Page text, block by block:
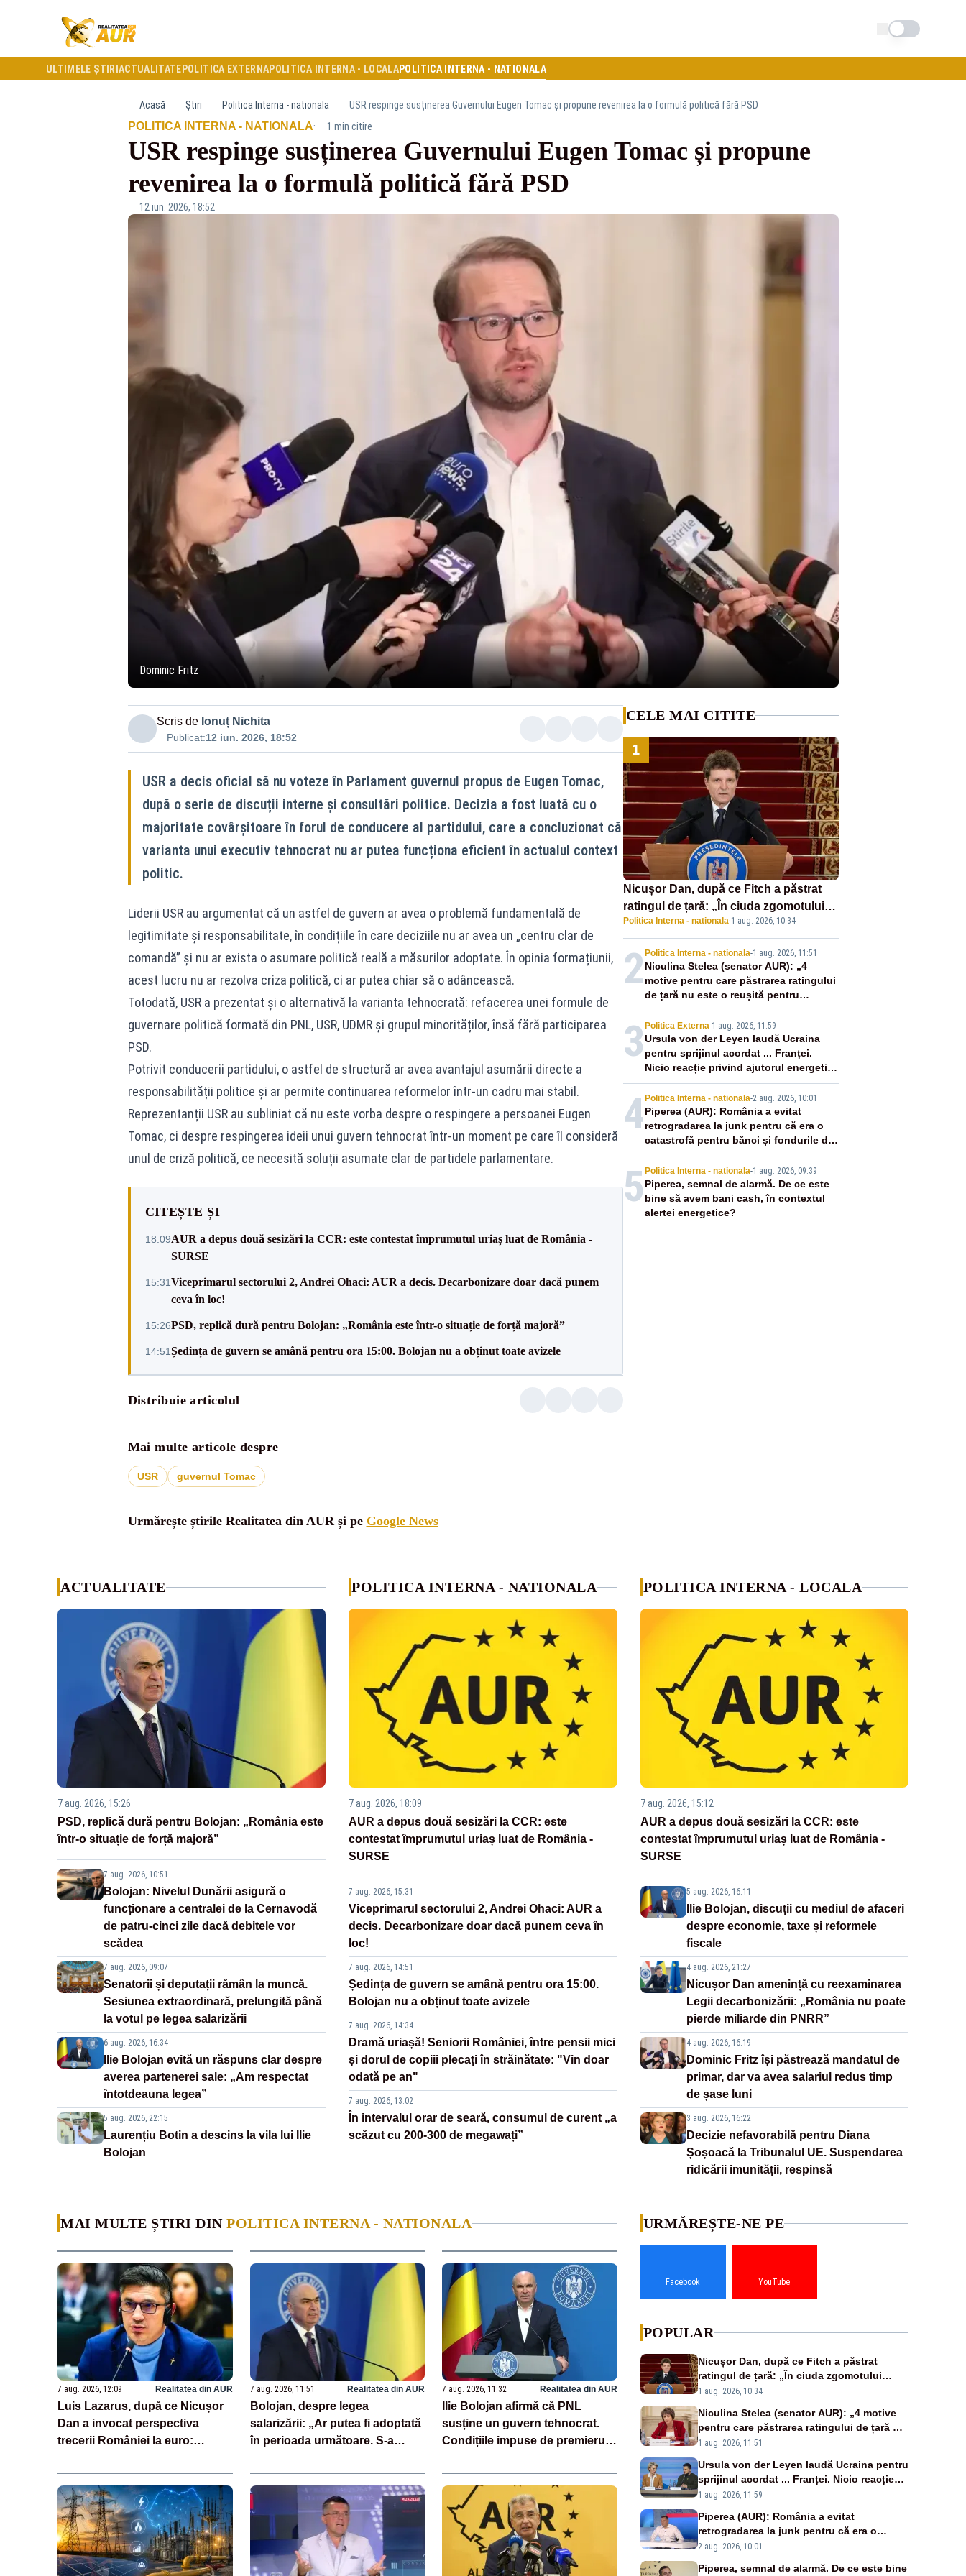
Schimba tema
ULTIMELE ȘTIRI ACTUALITATE POLITICA EXTERNAPOLITICA INTERNA - LOCALAPOLITICA INTERNA - NATIONALA
Acasă Știri Politica Interna - nationala USR respinge susținerea Guvernului Eugen Tomac și propune revenirea la o formulă politică fără PSD
POLITICA INTERNA - NATIONALA· 1 min citire
USR respinge susținerea Guvernului Eugen Tomac și propune
revenirea la o formulă politică fără PSD
12 iun. 2026, 18:52
Dominic Fritz
Scris de Ionuț Nichita
Publicat:12 iun. 2026, 18:52
USR a decis oficial să nu voteze în Parlament guvernul propus de Eugen Tomac,
după o serie de discuții interne și consultări politice. Decizia a fost luată cu o
majoritate covârșitoare în forul de conducere al partidului, care a concluzionat că
varianta unui executiv tehnocrat nu ar putea funcționa eficient în actualul context
politic.
Liderii USR au argumentat că un astfel de guvern ar avea o problemă fundamentală de
legitimitate și responsabilitate, în condițiile în care deciziile nu ar avea un „centru clar de
comandă” și nu ar exista o asumare politică reală a măsurilor adoptate. În opinia formațiunii,
acest lucru nu ar rezolva criza politică, ci ar putea chiar să o adâncească.
Totodată, USR a prezentat și o alternativă la varianta tehnocrată: refacerea unei formule de
guvernare politică formată din PNL, USR, UDMR și grupul minorităților, însă fără participarea
PSD.
Potrivit conducerii partidului, o astfel de structură ar avea avantajul asumării directe a
responsabilității politice și ar permite continuarea reformelor într-un cadru mai stabil.
Reprezentanții USR au subliniat că nu este vorba despre o respingere a persoanei Eugen
Tomac, ci despre respingerea ideii unui guvern tehnocrat într-un moment pe care îl consideră
unul de criză politică, ce necesită soluții asumate clar de partidele parlamentare.
CITEȘTE ȘI
18:09AUR a depus două sesizări la CCR: este contestat împrumutul uriaș luat de România -
SURSE
15:31Viceprimarul sectorului 2, Andrei Ohaci: AUR a decis. Decarbonizare doar dacă punem
ceva în loc!
15:26PSD, replică dură pentru Bolojan: „România este într-o situație de forță majoră”
14:51Ședința de guvern se amână pentru ora 15:00. Bolojan nu a obținut toate avizele
Distribuie articolul
Mai multe articole despre
USR guvernul Tomac
Urmărește știrile Realitatea din AUR și pe Google News
CELE MAI CITITE
1
Nicușor Dan, după ce Fitch a păstrat
ratingul de țară: „În ciuda zgomotului
politic, România funcționează”
Politica Interna - nationala·1 aug. 2026, 10:34
2 Politica Interna - nationala-1 aug. 2026, 11:51
Niculina Stelea (senator AUR): „4
motive pentru care păstrarea ratingului
de țară nu este o reușită pentru
Guvernul Bolojan”
3 Politica Externa-1 aug. 2026, 11:59
Ursula von der Leyen laudă Ucraina
pentru sprijinul acordat ... Franței.
Nicio reacție privind ajutorul energetic
promis României
4 Politica Interna - nationala-2 aug. 2026, 10:01
Piperea (AUR): România a evitat
retrogradarea la junk pentru că era o
catastrofă pentru bănci și fondurile de
pensii
5 Politica Interna - nationala-1 aug. 2026, 09:39
Piperea, semnal de alarmă. De ce este
bine să avem bani cash, în contextul
alertei energetice?
ACTUALITATE
7 aug. 2026, 15:26
PSD, replică dură pentru Bolojan: „România este
într-o situație de forță majoră”
7 aug. 2026, 10:51
Bolojan: Nivelul Dunării asigură o
funcționare a centralei de la Cernavodă
de patru-cinci zile dacă debitele vor
scădea
7 aug. 2026, 09:07
Senatorii și deputații rămân la muncă.
Sesiunea extraordinară, prelungită până
la votul pe legea salarizării
6 aug. 2026, 16:34
Ilie Bolojan evită un răspuns clar despre
averea partenerei sale: „Am respectat
întotdeauna legea”
5 aug. 2026, 22:15
Laurențiu Botin a descins la vila lui Ilie
Bolojan
POLITICA INTERNA - NATIONALA
7 aug. 2026, 18:09
AUR a depus două sesizări la CCR: este
contestat împrumutul uriaș luat de România -
SURSE
7 aug. 2026, 15:31
Viceprimarul sectorului 2, Andrei Ohaci: AUR a
decis. Decarbonizare doar dacă punem ceva în
loc!
7 aug. 2026, 14:51
Ședința de guvern se amână pentru ora 15:00.
Bolojan nu a obținut toate avizele
7 aug. 2026, 14:34
Dramă uriașă! Seniorii României, între pensii mici
și dorul de copiii plecați în străinătate: "Vin doar
odată pe an"
7 aug. 2026, 13:02
În intervalul orar de seară, consumul de curent „a
scăzut cu 200-300 de megawați”
POLITICA INTERNA - LOCALA
7 aug. 2026, 15:12
AUR a depus două sesizări la CCR: este
contestat împrumutul uriaș luat de România -
SURSE
5 aug. 2026, 16:11
Ilie Bolojan, discuții cu mediul de afaceri
despre economie, taxe și reformele
fiscale
4 aug. 2026, 21:27
Nicușor Dan amenință cu reexaminarea
Legii decarbonizării: „România nu poate
pierde miliarde din PNRR”
4 aug. 2026, 16:19
Dominic Fritz își păstrează mandatul de
primar, dar va avea salariul redus timp
de șase luni
3 aug. 2026, 16:22
Decizie nefavorabilă pentru Diana
Șoșoacă la Tribunalul UE. Suspendarea
ridicării imunității, respinsă
MAI MULTE ȘTIRI DIN POLITICA INTERNA - NATIONALA
7 aug. 2026, 12:09 Realitatea din AUR
Luis Lazarus, după ce Nicușor
Dan a invocat perspectiva
trecerii României la euro:
suveranitate”
7 aug. 2026, 11:51 Realitatea din AUR
Bolojan, despre legea
salarizării: „Ar putea fi adoptată
în perioada următoare. S-a
unor discursuri iresponsabile în
spaţiul public”
7 aug. 2026, 11:32 Realitatea din AUR
Ilie Bolojan afirmă că PNL
susține un guvern tehnocrat.
Condițiile impuse de premierul
URMĂREȘTE-NE PE
Facebook YouTube
POPULAR
Nicușor Dan, după ce Fitch a păstrat
ratingul de țară: „În ciuda zgomotului
politic, România funcționează”
1 aug. 2026, 10:34
Niculina Stelea (senator AUR): „4 motive
pentru care păstrarea ratingului de țară nu
este o reușită pentru Guvernul Bolojan”
1 aug. 2026, 11:51
Ursula von der Leyen laudă Ucraina pentru
sprijinul acordat ... Franței. Nicio reacție
privind ajutorul energetic promis României
1 aug. 2026, 11:59
Piperea (AUR): România a evitat
retrogradarea la junk pentru că era o
catastrofă pentru bănci și fondurile de
2 aug. 2026, 10:01
Piperea, semnal de alarmă. De ce este bine